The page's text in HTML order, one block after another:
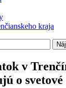
kraja
v
o